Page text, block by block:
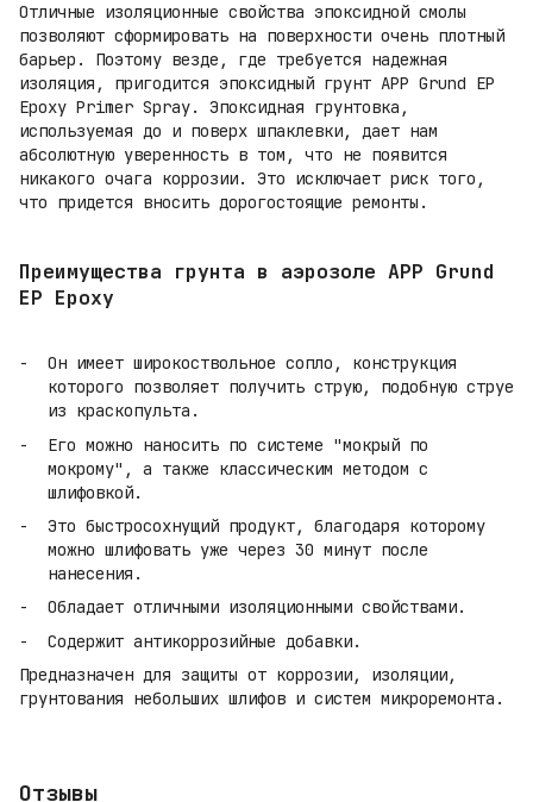
Отличные изоляционные свойства эпоксидной смолы
позволяют сформировать на поверхности очень плотный
барьер. Поэтому везде, где требуется надежная
изоляция, пригодится эпоксидный грунт APP Grund EP
Epoxy Primer Spray. Эпоксидная грунтовка,
используемая до и поверх шпаклевки, дает нам
абсолютную уверенность в том, что не появится
никакого очага коррозии. Это исключает риск того,
что придется вносить дорогостоящие ремонты.
Преимущества грунта в аэрозоле APP Grund
EP Epoxy
Он имеет широкоствольное сопло, конструкция
которого позволяет получить струю, подобную струе
из краскопульта.
Его можно наносить по системе "мокрый по
мокрому", а также классическим методом с
шлифовкой.
Это быстросохнущий продукт, благодаря которому
можно шлифовать уже через 30 минут после
нанесения.
Обладает отличными изоляционными свойствами.
Содержит антикоррозийные добавки.
Предназначен для защиты от коррозии, изоляции,
грунтования небольших шлифов и систем микроремонта.
Отзывы